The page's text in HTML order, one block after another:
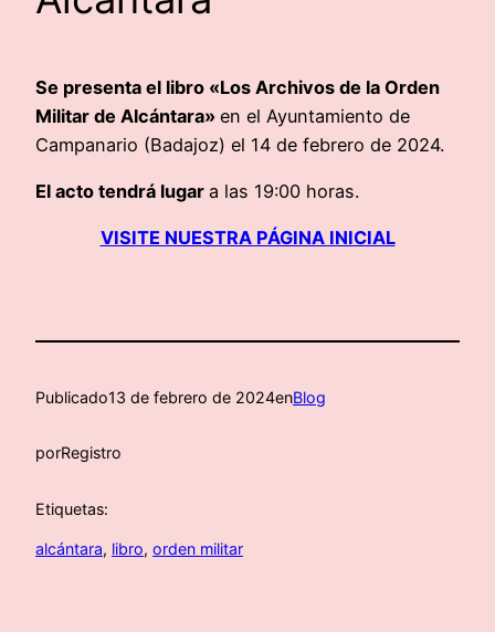
Se presenta el libro «Los Archivos de la Orden
Militar de Alcántara» en el Ayuntamiento de
Campanario (Badajoz) el 14 de febrero de 2024.
El acto tendrá lugar a las 19:00 horas.
VISITE NUESTRA PÁGINA INICIAL
Publicado13 de febrero de 2024enBlog
porRegistro
Etiquetas:
alcántara, libro, orden militar